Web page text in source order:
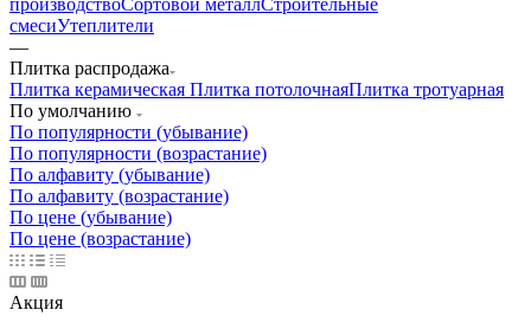
смесиУтеплители
—
Плитка распродажа
Плитка керамическая Плитка потолочнаяПлитка тротуарная
По умолчанию
По популярности (убывание)
По популярности (возрастание)
По алфавиту (убывание)
По алфавиту (возрастание)
По цене (убывание)
По цене (возрастание)
Акция